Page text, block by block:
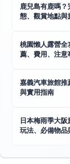
鹿兒島有鹿嗎
態、觀賞地點與
桃園懶人露營全
薦、費用、注意
嘉義汽車旅館
與實用指南
日本梅雨季大
玩法、必備物品